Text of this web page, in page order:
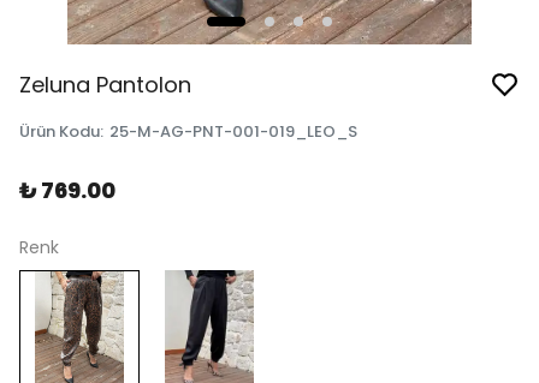
Zeluna Pantolon
Ürün Kodu: 25-M-AG-PNT-001-019_LEO_S
₺ 769.00
Renk